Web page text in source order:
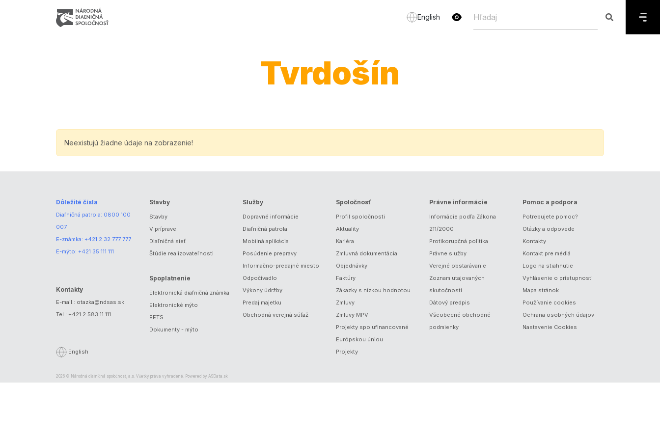
English
Tvrdošín
Neexistujú žiadne údaje na zobrazenie!
Dôležité čísla
Diaľničná patrola: 0800 100
007
E-známka: +421 2 32 777 777
E-mýto: +421 35 111 111
Kontakty
E-mail.: otazka@ndsas.sk
Tel.: +421 2 583 11 111
English
Stavby
Stavby
V príprave
Diaľničná sieť
Štúdie realizovateľnosti
Spoplatnenie
Elektronická diaľničná známka
Elektronické mýto
EETS
Dokumenty - mýto
Služby
Dopravné informácie
Diaľničná patrola
Mobilná aplikácia
Posúdenie prepravy
Informačno-predajné miesto
Odpočívadlo
Výkony údržby
Predaj majetku
Obchodná verejná súťaž
Spoločnosť
Profil spoločnosti
Aktuality
Kariéra
Zmluvná dokumentácia
Objednávky
Faktúry
Zákazky s nízkou hodnotou
Zmluvy
Zmluvy MPV
Projekty spolufinancované
Európskou úniou
Projekty
Právne informácie
Informácie podľa Zákona
211/2000
Protikorupčná politika
Právne služby
Verejné obstarávanie
Zoznam utajovaných
skutočností
Dátový predpis
Všeobecné obchodné
podmienky
Pomoc a podpora
Potrebujete pomoc?
Otázky a odpovede
Kontakty
Kontakt pre médiá
Logo na stiahnutie
Vyhlásenie o prístupnosti
Mapa stránok
Používanie cookies
Ochrana osobných údajov
Nastavenie Cookies
2026 © Národná diaľničná spoločnosť, a.s. Všetky práva vyhradené. Powered by ASData.sk